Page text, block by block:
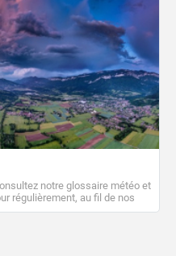
notre glossaire météo et
régulièrement, au fil de nos
des liens utiles vers nos